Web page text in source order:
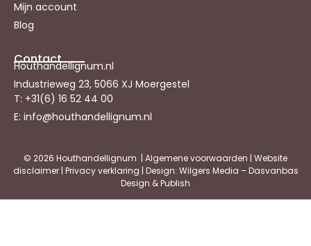
Mijn account
Blog
Contact
Houthandellignum.nl
Industrieweg 23, 5066 XJ Moergestel
T: +31(6) 16 52 44 00
E: info@houthandellignum.nl
© 2026 Houthandellignum | Algemene voorwaarden | Website
disclaimer| Privacy verklaring | Design: Wilgers Media – Dasvanbas
Design & Publish